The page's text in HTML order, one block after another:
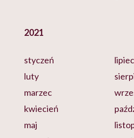
2021
styczeń
luty
marzec
kwiecień
maj
lipiec